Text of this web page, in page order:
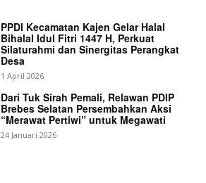
PPDI Kecamatan Kajen Gelar Halal
Bihalal Idul Fitri 1447 H, Perkuat
Silaturahmi dan Sinergitas Perangkat
Desa
1 April 2026
Dari Tuk Sirah Pemali, Relawan PDIP
Brebes Selatan Persembahkan Aksi
“Merawat Pertiwi” untuk Megawati
24 Januari 2026